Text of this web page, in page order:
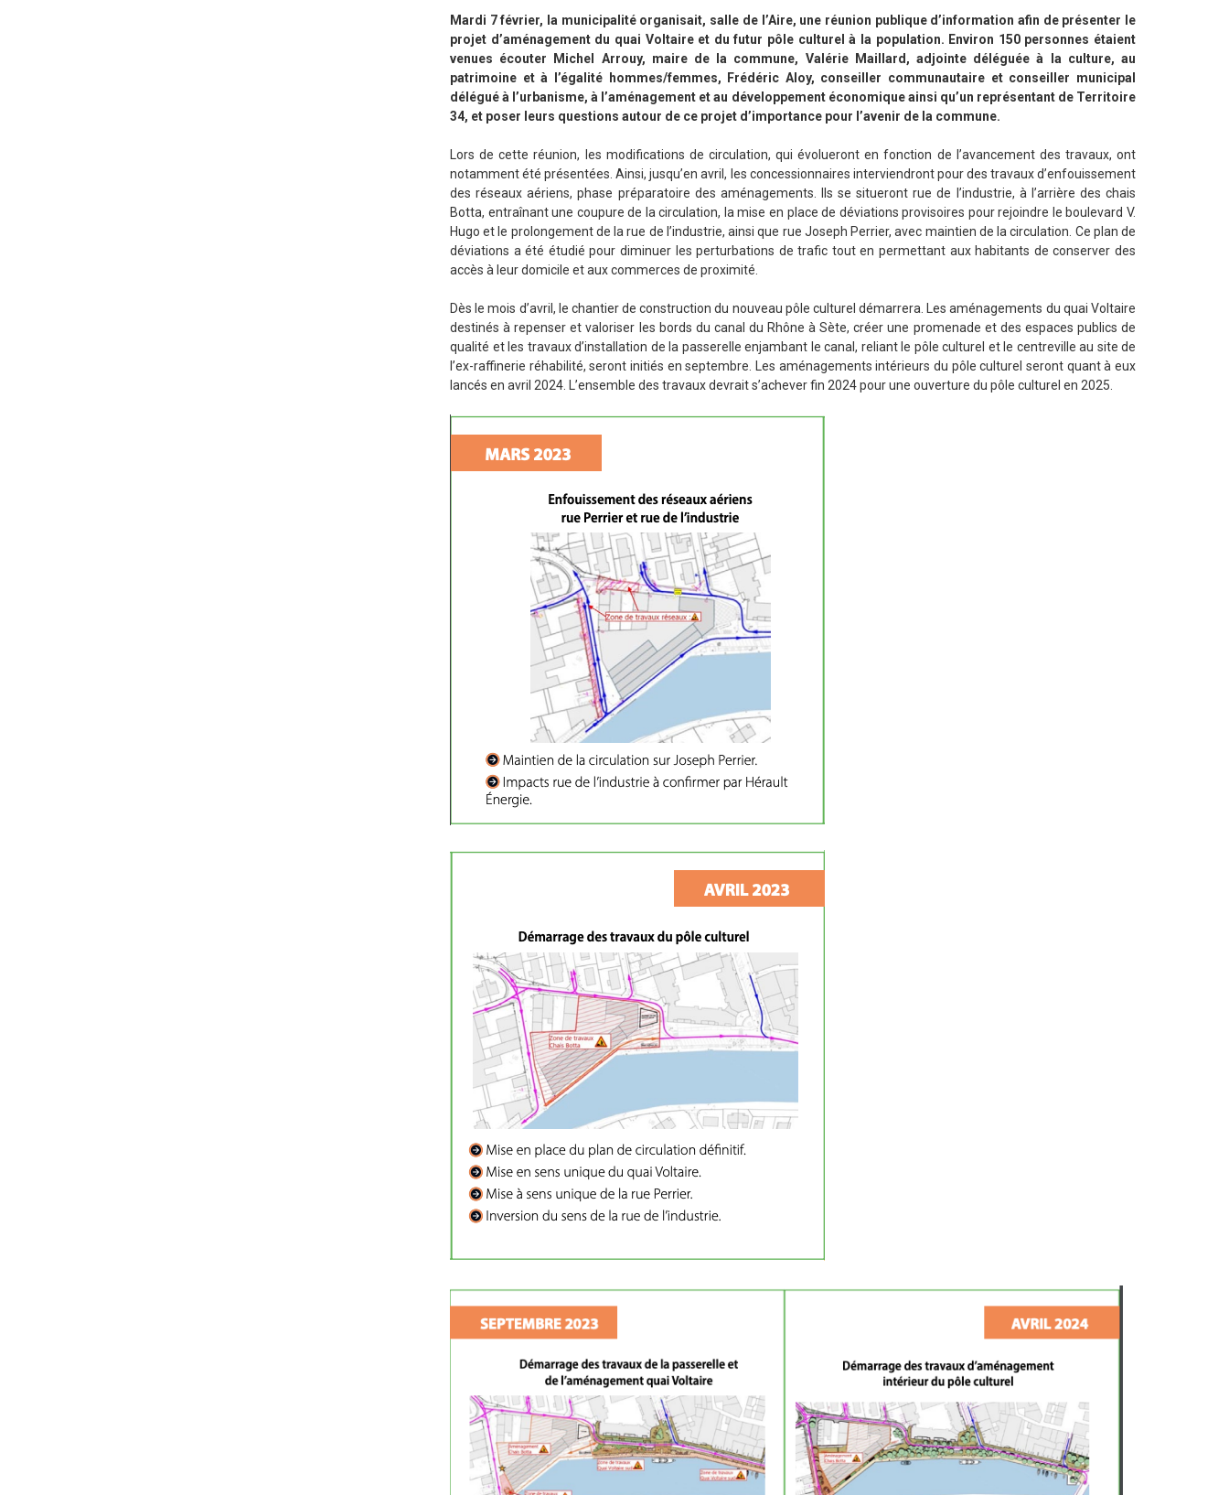
Mardi 7 février, la municipalité organisait, salle de l’Aire, une réunion publique d’information afin de présenter le
projet d’aménagement du quai Voltaire et du futur pôle culturel à la population. Environ 150 personnes étaient
venues écouter Michel Arrouy, maire de la commune, Valérie Maillard, adjointe déléguée à la culture, au
patrimoine et à l’égalité hommes/femmes, Frédéric Aloy, conseiller communautaire et conseiller municipal
délégué à l’urbanisme, à l’aménagement et au développement économique ainsi qu’un représentant de Territoire
34, et poser leurs questions autour de ce projet d’importance pour l’avenir de la commune.
Lors de cette réunion, les modifications de circulation, qui évolueront en fonction de l’avancement des travaux, ont
notamment été présentées. Ainsi, jusqu’en avril, les concessionnaires interviendront pour des travaux d’enfouissement
des réseaux aériens, phase préparatoire des aménagements. Ils se situeront rue de l’industrie, à l’arrière des chais
Botta, entraînant une coupure de la circulation, la mise en place de déviations provisoires pour rejoindre le boulevard V.
Hugo et le prolongement de la rue de l’industrie, ainsi que rue Joseph Perrier, avec maintien de la circulation. Ce plan de
déviations a été étudié pour diminuer les perturbations de trafic tout en permettant aux habitants de conserver des
accès à leur domicile et aux commerces de proximité.
Dès le mois d’avril, le chantier de construction du nouveau pôle culturel démarrera. Les aménagements du quai Voltaire
destinés à repenser et valoriser les bords du canal du Rhône à Sète, créer une promenade et des espaces publics de
qualité et les travaux d’installation de la passerelle enjambant le canal, reliant le pôle culturel et le centreville au site de
l’ex-raffinerie réhabilité, seront initiés en septembre. Les aménagements intérieurs du pôle culturel seront quant à eux
lancés en avril 2024. L’ensemble des travaux devrait s’achever fin 2024 pour une ouverture du pôle culturel en 2025.